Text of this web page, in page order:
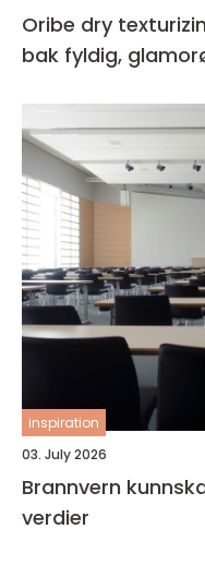
Oribe dry texturizing spray
bak fyldig,
inspiration
03. July 2026
Brannvern kunnskap som redder liv og
verdier